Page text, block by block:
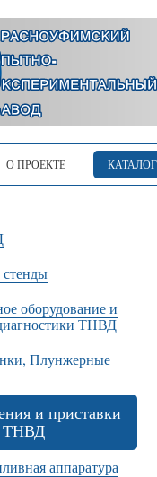
О ПРОЕКТЕ
оборудование и
ТНВД
Плунжерные
и приставки
ТНВД
аппаратура